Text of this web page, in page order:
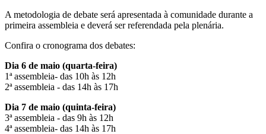
A metodologia de debate será apresentada à comunidade durante a
primeira assembleia e deverá ser referendada pela plenária.
Confira o cronograma dos debates:
Dia 6 de maio (quarta-feira)
1ª assembleia- das 10h às 12h
2ª assembleia - das 14h às 17h
Dia 7 de maio (quinta-feira)
3ª assembleia - das 9h às 12h
4ª assembleia- das 14h às 17h